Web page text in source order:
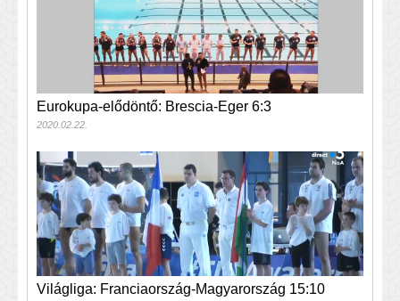
Eurokupa-elődöntő: Brescia-Eger 6:3
2020.02.22.
Világliga: Franciaország-Magyarország 15:10